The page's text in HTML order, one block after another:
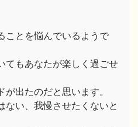
ことを悩んでいるようで
てもあなたが楽しく過ごせ
出たのだと思います。
ない、我慢させたくないと